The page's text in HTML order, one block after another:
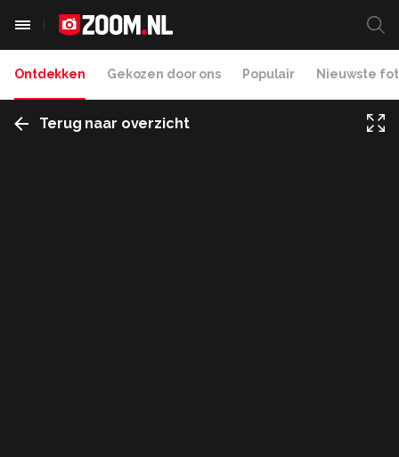
Ontdekken Gekozen door ons Populair Nieuwste
Terug naar overzicht